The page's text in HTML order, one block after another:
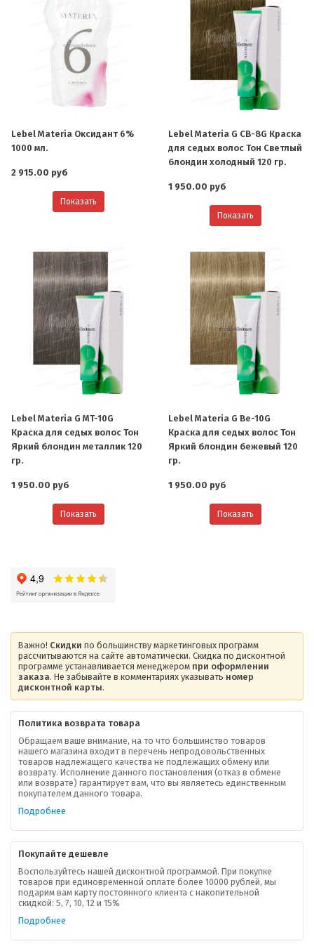
Lebel Materia Оксидант 6%
1000 мл.
2 915.00 руб
Показать
Lebel Materia G CB-8G Краска
для седых волос Тон Светлый
блондин холодный 120 гр.
1 950.00 руб
Показать
Lebel Materia G MT-10G
Краска для седых волос Тон
Яркий блондин металлик 120
гр.
1 950.00 руб
Показать
Lebel Materia G Be-10G
Краска для седых волос Тон
Яркий блондин бежевый 120
гр.
1 950.00 руб
Показать
Важно! Скидки по большинству маркетинговых программ
рассчитываются на сайте автоматически. Скидка по дисконтной
программе устанавливается менеджером при оформлении
заказа. Не забывайте в комментариях указывать номер
дисконтной карты.
Политика возврата товара
Обращаем ваше внимание, на то что большинство товаров
нашего магазина входит в перечень непродовольственных
товаров надлежащего качества не подлежащих обмену или
возврату. Исполнение данного постановления (отказ в обмене
или возврате) гарантирует вам, что вы являетесь единственным
покупателем данного товара.
Подробнее
Покупайте дешевле
Воспользуйтесь нашей дисконтной программой. При покупке
товаров при единовременной оплате более 10000 рублей, мы
подарим вам карту постоянного клиента с накопительной
скидкой: 5, 7, 10, 12 и 15%
Подробнее
О компании
Ваша скидка
Контактная информация
В помощь покупателю
Форма обратной связи